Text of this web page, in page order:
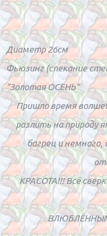
Диаметр 26см
Фьюзинг (спекание
"Золотая ОСЕНЬ"
Пришло время
разлить на природу
багрец и
КРАСОТА!!! Всё